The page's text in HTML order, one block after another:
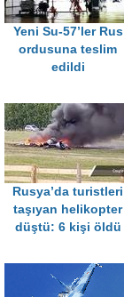
Yeni Su-57’ler Rus
ordusuna teslim
edildi
Rusya’da turistleri
taşıyan helikopter
düştü: 6 kişi öldü